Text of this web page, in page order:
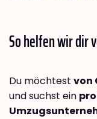
So helfen wir dir
Du möchtest von
und suchst ein